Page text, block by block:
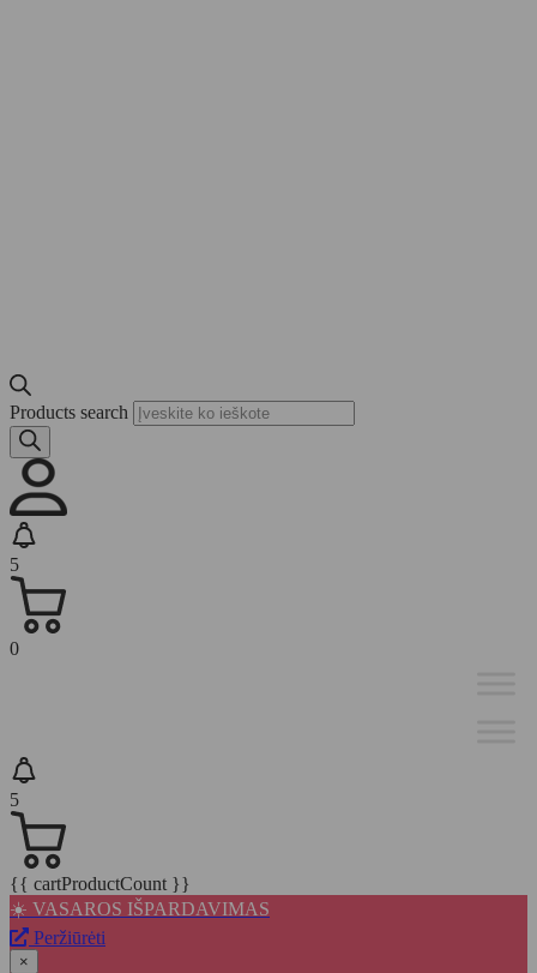
Products search
5
0
5
{{ cartProductCount }}
☀️ VASAROS IŠPARDAVIMAS
Peržiūrėti
×